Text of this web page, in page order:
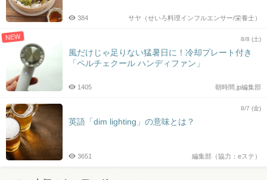
サヤ（せいろ料理インフルエンサー/栄養士）
384
NEW 8/8 (土)
風だけじゃ足りない猛暑日に！冷却プレート付き
「ペルチェクール ハンディファン」
朝時間.jp編集部
1405
8/7 (金)
英語「dim lighting」の意味とは？
編集部（協力：eステ）
3651